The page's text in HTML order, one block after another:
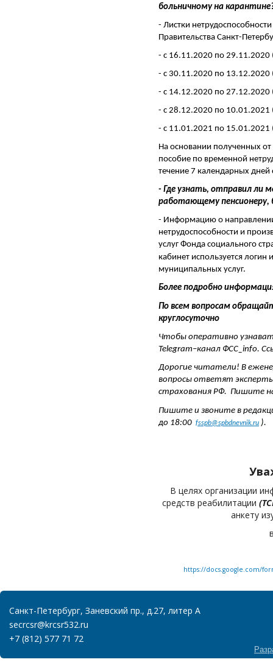
больничному на
- Листки
Правительства Санкт-
- с 16.11.2020 по
- с 30.11.2020 по
- с 14.12.2020 по
- с 28.12.2020 по
- с 11.01.2021 по 15.01.2021
На основании полученных
пособие по временной
течение 7 календарных дней
- Где узнать, отправил ли
работающему пенсионеру,
- Информацию о
нетрудоспособности и
услуг Фонда социального
кабинет используется
муниципальных услуг.
Более подробно
По всем вопросам
круглосуточно
Чтобы оперативно
Telegram–канал ФСС_info.
Дорогие читатели! В
вопросы ответят
страхования РФ. Пишите
Пишите и звоните в
до 18:00 fsspb@spbdnevnik.ru ).
В целях организации
средств реабилитации
анкету
https://docs.google.com/
Санкт-Петербург, Заневский пр., д.27, литер А
secrcsr@krcsr532.ru
+7 (812) 577 71 72